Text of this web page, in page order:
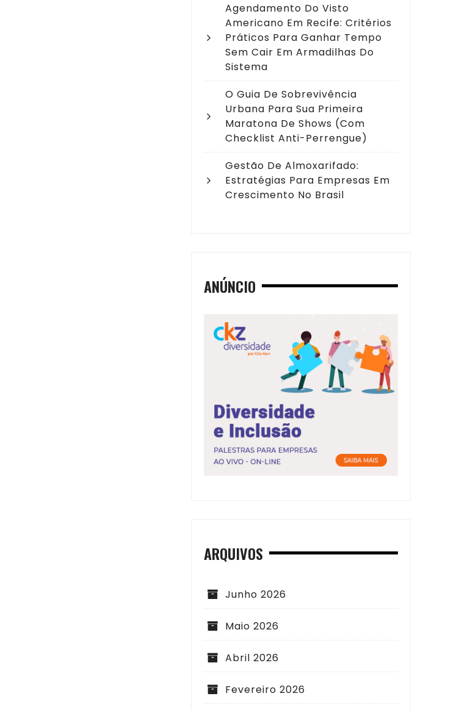
Agendamento Do Visto
Americano Em Recife: Critérios
Práticos Para Ganhar Tempo
Sem Cair Em Armadilhas Do
Sistema
O Guia De Sobrevivência
Urbana Para Sua Primeira
Maratona De Shows (com
Checklist Anti-Perrengue)
Gestão De Almoxarifado:
Estratégias Para Empresas Em
Crescimento No Brasil
ANÚNCIO
ARQUIVOS
Junho 2026
Maio 2026
Abril 2026
Fevereiro 2026